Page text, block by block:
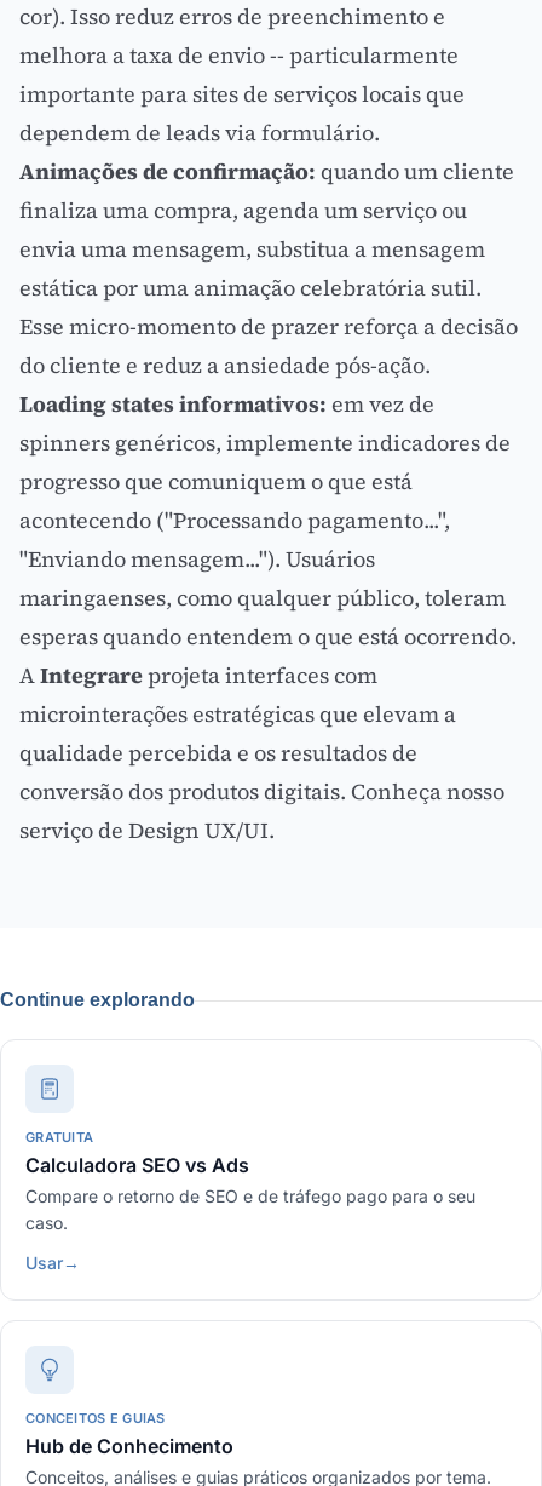
cor). Isso reduz erros de preenchimento e
melhora a taxa de envio -- particularmente
importante para sites de serviços locais que
dependem de leads via formulário.
Animações de confirmação: quando um cliente
finaliza uma compra, agenda um serviço ou
envia uma mensagem, substitua a mensagem
estática por uma animação celebratória sutil.
Esse micro-momento de prazer reforça a decisão
do cliente e reduz a ansiedade pós-ação.
Loading states informativos: em vez de
spinners genéricos, implemente indicadores de
progresso que comuniquem o que está
acontecendo ("Processando pagamento...",
"Enviando mensagem..."). Usuários
maringaenses, como qualquer público, toleram
esperas quando entendem o que está ocorrendo.
AIntegrareprojeta interfaces com
microinterações estratégicas que elevam a
qualidade percebida e os resultados de
conversão dos produtos digitais. Conheça nosso
serviço de Design UX/UI.
Continue explorando
GRATUITA
Calculadora SEO vs Ads
Compare o retorno de SEO e de tráfego pago para o seu
caso.
Usar→
CONCEITOS E GUIAS
Hub de Conhecimento
Conceitos, análises e guias práticos organizados por tema.